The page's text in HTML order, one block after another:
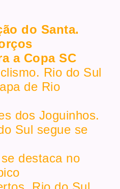
do Santa.
a Copa SC
Rio do Sul
de Rio
dos Joguinhos.
Sul segue se
destaca no